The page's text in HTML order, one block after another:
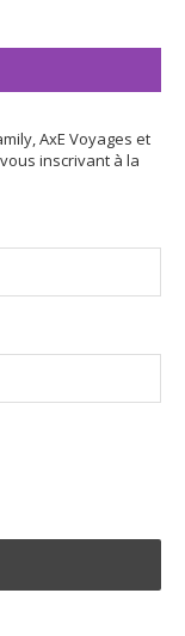
AxE Voyages et
inscrivant à la